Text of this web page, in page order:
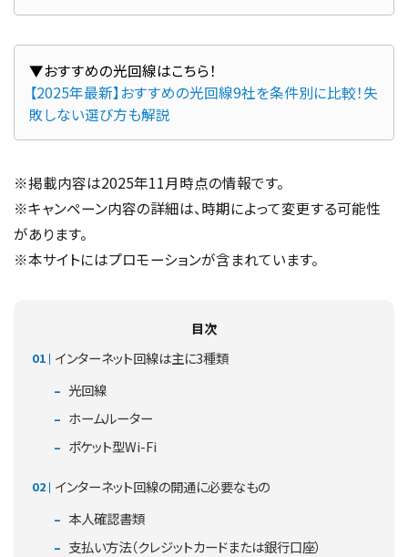
【2025年最新】おすすめの光回線9社を条件別に比較！失
敗しない選び方も解説
※掲載内容は2025年11月時点の情報です。
※キャンペーン内容の詳細は、時期によって変更する可能性
があります。
※本サイトにはプロモーションが含まれています。
目次
インターネット回線は主に3種類
光回線
ホームルーター
ポケット型Wi-Fi
インターネット回線の開通に必要なもの
本人確認書類
支払い方法（クレジットカードまたは銀行口座）